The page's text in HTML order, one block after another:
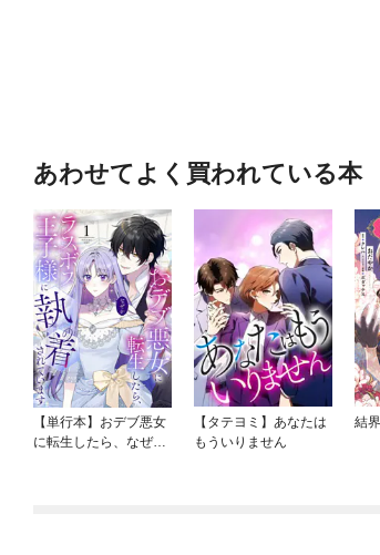
あわせてよく買われている本
【単行本】おデブ悪女
に転生したら、なぜか
【タテヨミ】あなたは
もういりません
結